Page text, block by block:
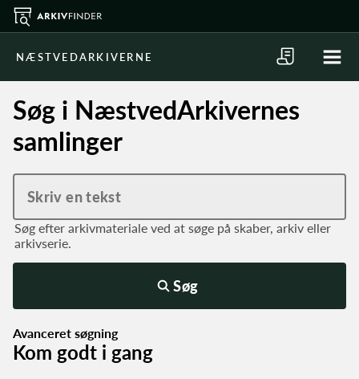
NÆSTVEDARKIVERNE
Søg i NæstvedArkivernes
samlinger
Søg efter arkivmateriale ved at søge på skaber, arkiv eller
arkivserie.
Søg
Avanceret søgning
Kom godt i gang